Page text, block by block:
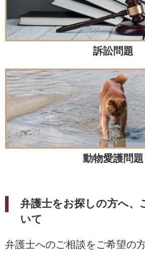
訴訟問題
動物愛護問題
弁護士をお探しの方へ、
いて
弁護士へのご相談をご希望の